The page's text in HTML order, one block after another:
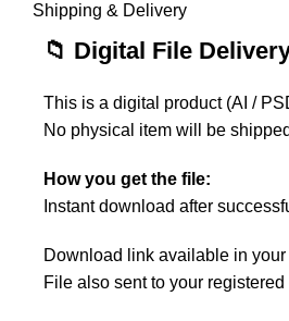
Shipping & Delivery
📁 Digital File
This is a digital product (AI /
No physical item will be
How you get the file:
Instant download after
Download link available in
File also sent to your registered